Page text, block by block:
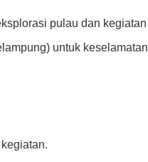
pulau dan
untuk